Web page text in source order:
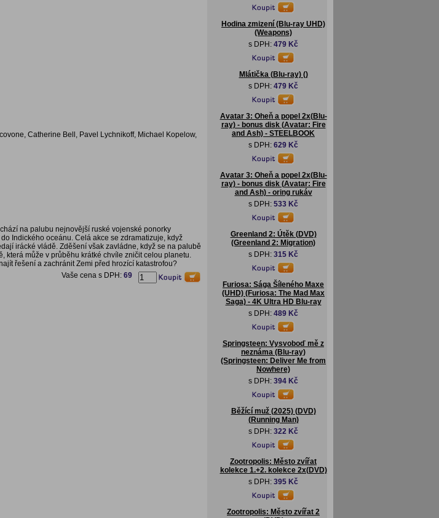
Catherine Bell, Pavel Lychnikoff, Michael Kopelow,
na palubu nejnovější ruské vojenské ponorky
Indického oceánu. Celá akce se zdramatizuje, když
irácké vládě. Zděšení však zavládne, když se na palubě
která může v průběhu krátké chvíle zničit celou planetu.
řešení a zachránit Zemi před hrozící katastrofou?
Vaše cena s DPH: 69
Hodina zmizení (Blu-ray UHD)
(Weapons)
s DPH: 479 Kč
Mlátička (Blu-ray) ()
s DPH: 479 Kč
Avatar 3: Oheň a popel 2x(Blu-
ray) - bonus disk (Avatar: Fire
and Ash) - STEELBOOK
s DPH: 629 Kč
Avatar 3: Oheň a popel 2x(Blu-
ray) - bonus disk (Avatar: Fire
and Ash) - oring rukáv
s DPH: 533 Kč
Greenland 2: Útěk (DVD)
(Greenland 2: Migration)
s DPH: 315 Kč
Furiosa: Sága Šíleného Maxe
(UHD) (Furiosa: The Mad Max
Saga) - 4K Ultra HD Blu-ray
s DPH: 489 Kč
Springsteen: Vysvoboď mě z
neznáma (Blu-ray)
(Springsteen: Deliver Me from
Nowhere)
s DPH: 394 Kč
Běžící muž (2025) (DVD)
(Running Man)
s DPH: 322 Kč
Zootropolis: Město zvířat
kolekce 1.+2. kolekce 2x(DVD)
s DPH: 395 Kč
Zootropolis: Město zvířat 2